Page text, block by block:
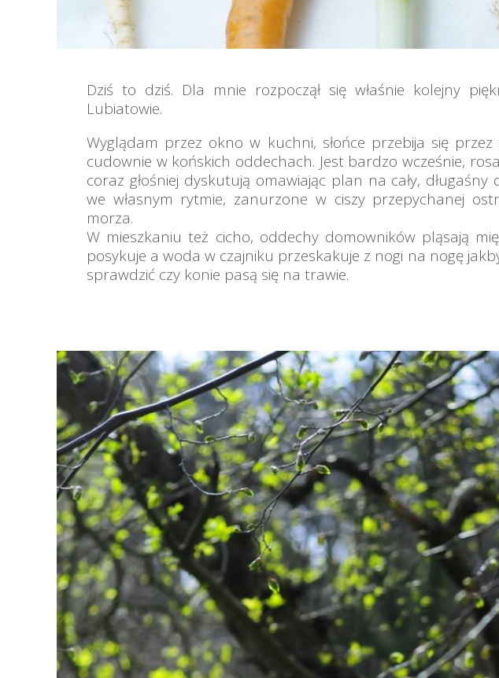
Dziś to dziś. Dla mnie rozpoczął się właśnie kolejny
Lubiatowie.
Wyglądam przez okno w kuchni, słońce przebija się przez
cudownie w końskich oddechach. Jest bardzo wcześnie,
coraz głośniej dyskutują omawiając plan na cały, długaśny
we własnym rytmie, zanurzone w ciszy przepychanej
morza.
W mieszkaniu też cicho, oddechy domowników pląsają
posykuje a woda w czajniku przeskakuje z nogi na nogę
sprawdzić czy konie pasą się na trawie.